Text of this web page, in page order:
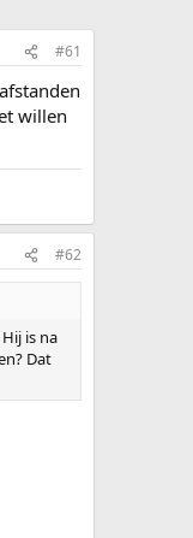
#61
willen
#62
is na
Dat